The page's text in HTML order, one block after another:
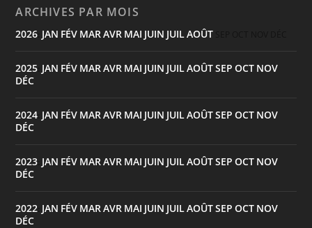
ARCHIVES PAR MOIS
2026 JAN FÉV MARAVR MAI JUIN JUILAOÛT
2025 JAN FÉV MARAVR MAI JUIN JUILAOÛTSEP OCT NOV
DÉC
2024 JAN FÉV MARAVR MAI JUIN JUILAOÛTSEP OCT NOV
DÉC
2023 JAN FÉV MARAVR MAI JUIN JUILAOÛTSEP OCT NOV
DÉC
2022 JAN FÉV MARAVR MAI JUIN JUILAOÛTSEP OCT NOV
DÉC